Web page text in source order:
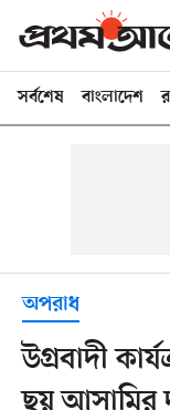
সর্বশেষ বাংলাদেশ
অপরাধ
উগ্রবাদী
ছয় আসামির